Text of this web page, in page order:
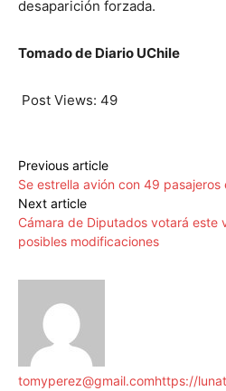
desaparición forzada.
Tomado de Diario UChile
Post Views: 49
Previous article
Se estrella avión con 49 pasajeros
Next article
Cámara de Diputados votará este
posibles modificaciones
tomyperez@gmail.comhttps://